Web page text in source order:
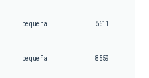
pequeña 5611
pequeña 8559